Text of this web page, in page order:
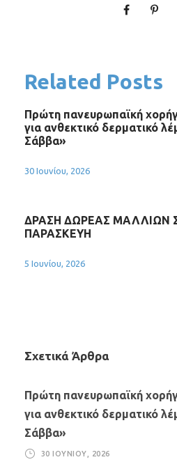
Related Posts
Πρώτη πανευρωπαϊκή
για ανθεκτικό δερματικό
Σάββα»
30 Ιουνίου, 2026
ΔΡΑΣΗ ΔΩΡΕΑΣ ΜΑΛΛΙΩΝ
ΠΑΡΑΣΚΕΥΗ
5 Ιουνίου, 2026
Σχετικά Άρθρα
Πρώτη πανευρωπαϊκή
για ανθεκτικό δερματικό
Σάββα»
30 ΙΟΥΝΊΟΥ, 2026